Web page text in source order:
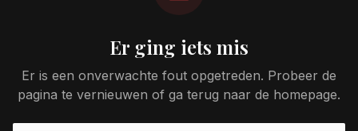
Er ging iets mis
Er is een onverwachte fout opgetreden. Probeer de
pagina te vernieuwen of ga terug naar de homepage.